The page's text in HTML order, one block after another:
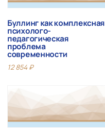
Буллинг как комплексная
психолого-
педагогическая
проблема
современности
12 854₽